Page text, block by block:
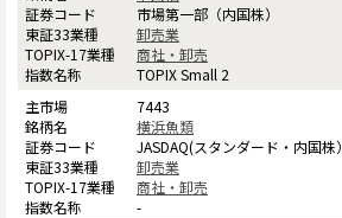
市場第一部（内国株）
卸売業
商社・卸売
TOPIX Small 2
7443
横浜魚類
JASDAQ(スタンダード・内国株）
卸売業
商社・卸売
-